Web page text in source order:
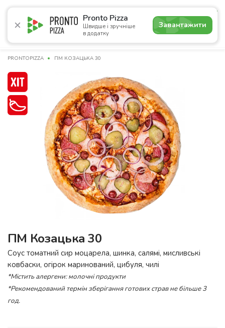
Pronto Pizza
Швидше і зручніше
в додатку
Завантажити
4.7
Акції Піца Суші Сети Бургери Комбо
PRONTOPIZZA ПМ КОЗАЦЬКА 30
ПМ Козацька 30
Соус томатний сир моцарела, шинка, салямі, мисливські
ковбаски, огірок маринований, цибуля, чилі
*Містить алергени: молочні продукти
*Рекомендований термін зберігання готових страв не більше 3
год.